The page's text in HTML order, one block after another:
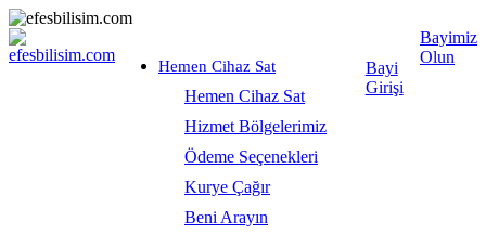
Hemen Cihaz Sat
Hemen Cihaz Sat
Hizmet Bölgelerimiz
Ödeme Seçenekleri
Kurye Çağır
Beni Arayın
Bayi
Girişi
Bayimiz
Olun